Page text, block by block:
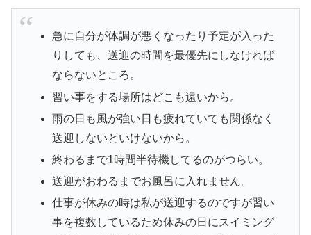
急に自分が体調が悪くなったり予定が入った
りしても、送迎の時間を最優先にしなければ
ならないところ。
習い事をする場所はどこも遠いから。
雨の日も風が強い日も疲れていても関係なく
送迎しないといけないから。
終わるまで1時間半待機してるのがつらい。
送迎がおわるまでお風呂に入れません。
仕事が休みの時は私が送迎するのですが習い
事を複数しているため休みの日にスイミング